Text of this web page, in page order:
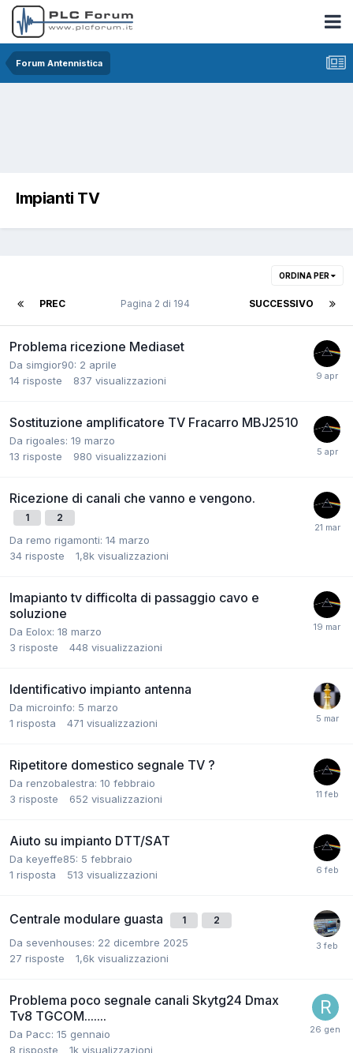
Forum Antennistica
Impianti TV
ORDINA PER
PREC SUCCESSIVO
Pagina 2 di 194
Problema ricezione Mediaset
Da simgior90: 2 aprile
14 risposte 837 visualizzazioni
Sostituzione amplificatore TV Fracarro MBJ2510
Da rigoales: 19 marzo
13 risposte 980 visualizzazioni
Ricezione di canali che vanno e vengono.
1 2
Da remo rigamonti: 14 marzo
34 risposte 1,8k visualizzazioni
Imapianto tv difficolta di passaggio cavo e
soluzione
Da Eolox: 18 marzo
3 risposte 448 visualizzazioni
Identificativo impianto antenna
Da microinfo: 5 marzo
1 risposta 471 visualizzazioni
Ripetitore domestico segnale TV ?
Da renzobalestra: 10 febbraio
3 risposte 652 visualizzazioni
Aiuto su impianto DTT/SAT
Da keyeffe85: 5 febbraio
1 risposta 513 visualizzazioni
Centrale modulare guasta 1 2
Da sevenhouses: 22 dicembre 2025
27 risposte 1,6k visualizzazioni
Problema poco segnale canali Skytg24 Dmax
Tv8 TGCOM.......
Da Pacc: 15 gennaio
8 risposte 1k visualizzazioni